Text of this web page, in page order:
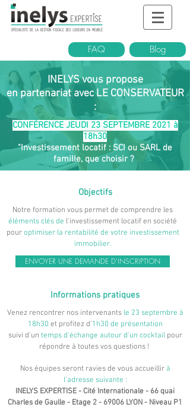
FAQ Blog
INELYS vous propose
en partenariat avec LE CONSERVATEUR
:
CONFÉRENCE JEUDI 23 SEPTEMBRE 2021 à
18h30
"Investissement locatif : SCI ou SARL de
famille, que choisir ?
Objectifs
Notre formation vous permet de comprendre les
éléments clés de l'investissement locatif en société
pouroptimiser la rentabilité de votre investissement
immobilier.
ENVOYER UNE DEMANDE D'INSCRIPTION
Informations pratiques
Venez rencontrer nos intervenants le 23 septembre à
18h30 et profitez d'1h30 de présentation
suivi d'un temps d'échange autour d'un cocktail pour
répondre à toutes vos questions !
Nos équipes seront ravies de vous accueillir à
l'adresse suivante :
INELYS EXPERTISE - Cité Internationale - 66 quai
Charles de Gaulle - Etage 2 - 69006 LYON - Niveau P1